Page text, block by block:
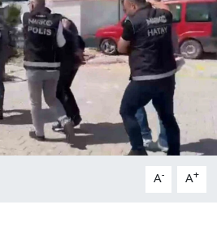
A- A+